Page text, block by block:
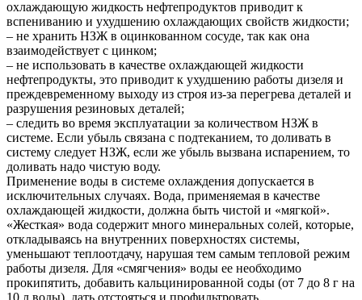
охлаждающую жидкость нефтепродуктов приводит к
вспениванию и ухудшению охлаждающих свойств жидкости;
– не хранить НЗЖ в оцинкованном сосуде, так как она
взаимодействует с цинком;
– не использовать в качестве охлаждающей жидкости
нефтепродукты, это приводит к ухудшению работы дизеля и
преждевременному выходу из строя из-за перегрева деталей и
разрушения резиновых деталей;
– следить во время эксплуатации за количеством НЗЖ в
системе. Если убыль связана с подтеканием, то доливать в
систему следует НЗЖ, если же убыль вызвана испарением, то
доливать надо чистую воду.
Применение воды в системе охлаждения допускается в
исключительных случаях. Вода, применяемая в качестве
охлаждающей жидкости, должна быть чистой и «мягкой».
«Жесткая» вода содержит много минеральных солей, которые,
откладываясь на внутренних поверхностях системы,
уменьшают теплоотдачу, нарушая тем самым тепловой режим
работы дизеля. Для «смягчения» воды ее необходимо
прокипятить, добавить кальцинированной соды (от 7 до 8 г на
10 л воды), дать отстояться и профильтровать.